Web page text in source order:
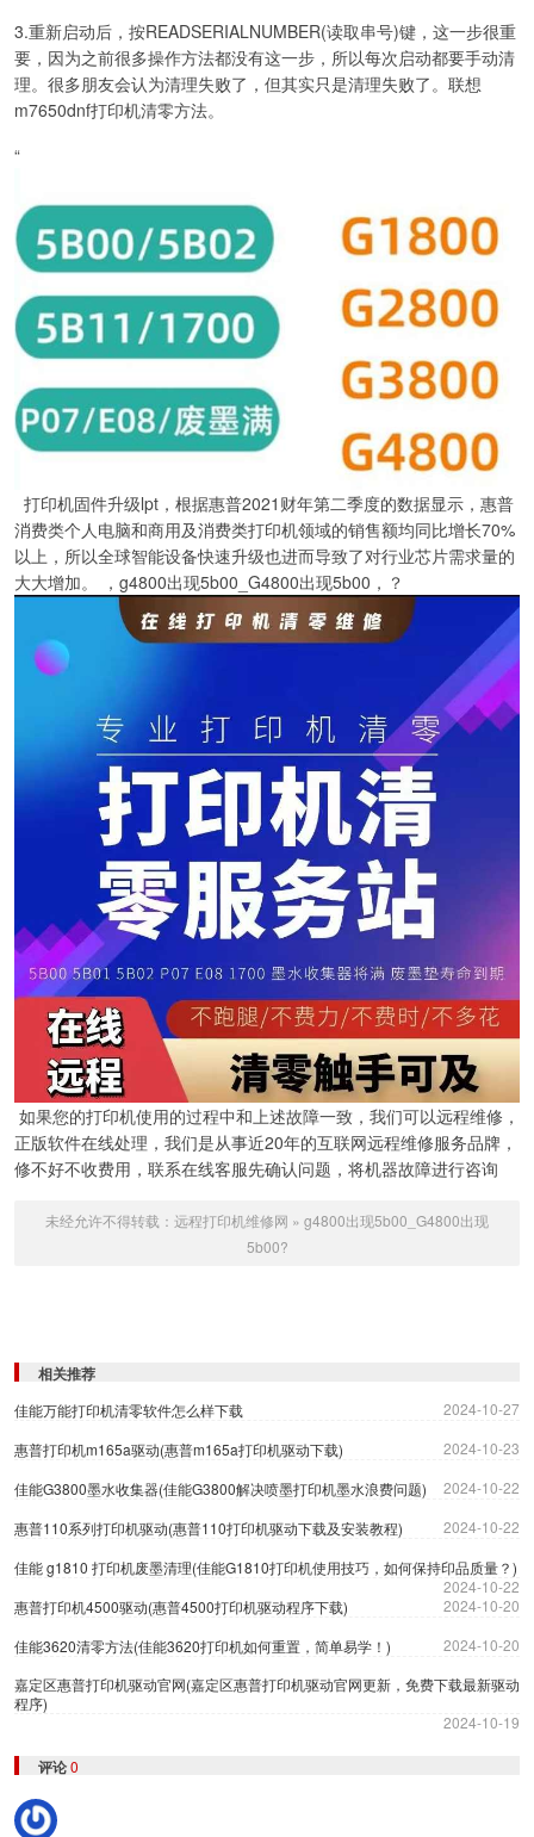
3.重新启动后，按READSERIALNUMBER(读取串号)键，这一步很重
要，因为之前很多操作方法都没有这一步，所以每次启动都要手动清
理。很多朋友会认为清理失败了，但其实只是清理失败了。联想
m7650dnf打印机清零方法。
“
打印机固件升级lpt，根据惠普2021财年第二季度的数据显示，惠普
消费类个人电脑和商用及消费类打印机领域的销售额均同比增长70%
以上，所以全球智能设备快速升级也进而导致了对行业芯片需求量的
大大增加。 ，g4800出现5b00_G4800出现5b00，？
如果您的打印机使用的过程中和上述故障一致，我们可以远程维修，
正版软件在线处理，我们是从事近20年的互联网远程维修服务品牌，
修不好不收费用，联系在线客服先确认问题，将机器故障进行咨询
未经允许不得转载： 远程打印机维修网 » g4800出现5b00_G4800出现
5b00?
相关推荐
佳能万能打印机清零软件怎么样下载
2024-10-27
惠普打印机m165a驱动(惠普m165a打印机驱动下载)
2024-10-23
佳能G3800墨水收集器(佳能G3800解决喷墨打印机墨水浪费问题)
2024-10-22
惠普110系列打印机驱动(惠普110打印机驱动下载及安装教程)
2024-10-22
佳能 g1810 打印机废墨清理(佳能G1810打印机使用技巧，如何保持印品质量？)
2024-10-22
惠普打印机4500驱动(惠普4500打印机驱动程序下载)
2024-10-20
佳能3620清零方法(佳能3620打印机如何重置，简单易学！)
2024-10-20
嘉定区惠普打印机驱动官网(嘉定区惠普打印机驱动官网更新，免费下载最新驱动
程序)
2024-10-19
评论0